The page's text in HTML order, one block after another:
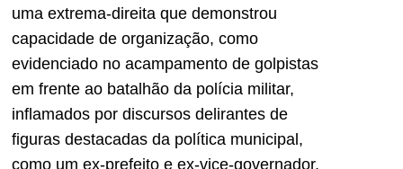
uma extrema-direita que demonstrou
capacidade de organização, como
evidenciado no acampamento de golpistas
em frente ao batalhão da polícia militar,
inflamados por discursos delirantes de
figuras destacadas da política municipal,
como um ex-prefeito e ex-vice-governador.